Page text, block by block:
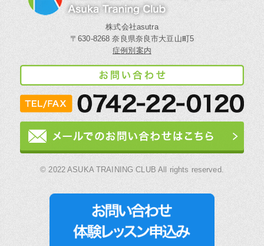
株式会社asutra
〒630-8268 奈良県奈良市大豆山町5
症例別案内
© 2022 ASUKA TRAINING CLUB All rights reserved.